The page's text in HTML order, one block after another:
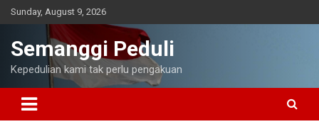
Skip
to
Sunday, August 9, 2026
Semanggi Peduli
Kepedulian kami tak perlu pengakuan